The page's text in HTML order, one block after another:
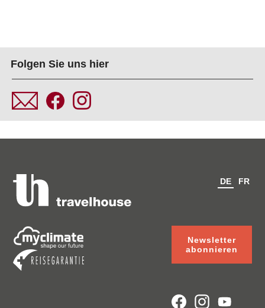
Folgen Sie uns hier
Newsletter
abonnieren
DE FR